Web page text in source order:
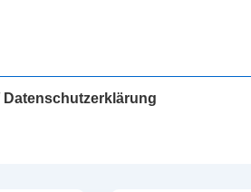
Datenschutzerklärung